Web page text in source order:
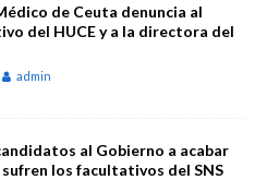
de Ceuta denuncia al
del HUCE y a la directora del
admin
al Gobierno a acabar
los facultativos del SNS